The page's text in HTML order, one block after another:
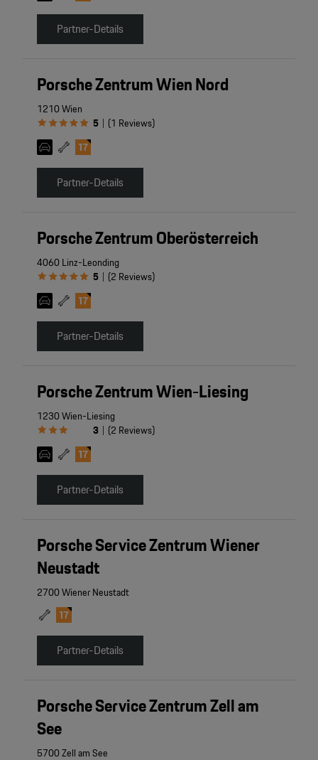
Partner-Details
Porsche Zentrum Wien Nord
1210 Wien
5 | (1 Reviews)
Partner-Details
Porsche Zentrum Oberösterreich
4060 Linz-Leonding
5 | (2 Reviews)
Partner-Details
Porsche Zentrum Wien-Liesing
1230 Wien-Liesing
3 | (2 Reviews)
Partner-Details
Porsche Service Zentrum Wiener
Neustadt
2700 Wiener Neustadt
Partner-Details
Porsche Service Zentrum Zell am
See
5700 Zell am See